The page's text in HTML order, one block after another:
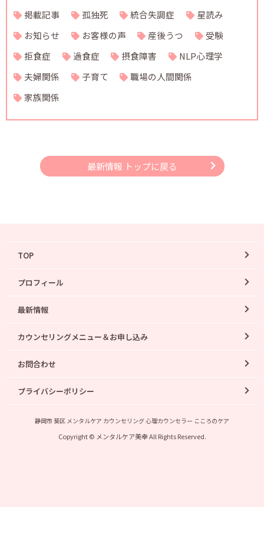
掲載記事 孤独死 統合失調症
星読み
お知らせ
お客様の声 産後うつ
受験
拒食症
過食症 摂食障害
NLP心理学
夫婦関係
子育て
職場の人間関係
家族関係
最新情報 トップに戻る
TOP
プロフィール
最新情報
カウンセリングメニュー＆お申し込み
お問合わせ
プライバシーポリシー
静岡市 葵区 メンタルケア カウンセリング 心理カウンセラー こころのケア
Copyright © メンタルケア美幸 All Rights Reserved.